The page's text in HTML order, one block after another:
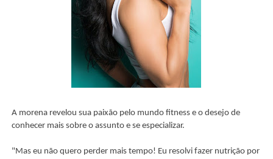
A morena revelou sua paixão pelo mundo fitness e o desejo de
conhecer mais sobre o assunto e se especializar.
"Mas eu não quero perder mais tempo! Eu resolvi fazer nutrição por